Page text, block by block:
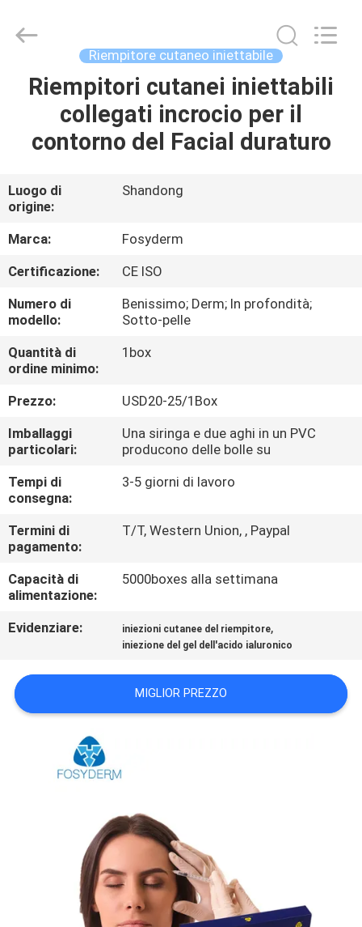
CASA.
PRODOTTI
SU
DI
NOI
VISITA
ALLA
FABBRICA
CONTROLLO
DELLA
QUALITÀ
CONTATTACI
NOTIZIE
UN
PREVENTIVO
SHOPPING
International
Trading
Reserved.
Riempitore cutaneo iniettabile
Riempitori cutanei iniettabili
collegati incrocio per il
contorno del Facial duraturo
Luogo di
origine:
Shandong
Marca:
Fosyderm
Certificazione:
CE ISO
Numero di
modello:
Benissimo; Derm; In profondità;
Sotto-pelle
Quantità di
ordine minimo:
1box
Prezzo:
USD20-25/1Box
Imballaggi
particolari:
Una siringa e due aghi in un PVC
producono delle bolle su
Tempi di
consegna:
3-5 giorni di lavoro
Termini di
pagamento:
T/T, Western Union, , Paypal
Capacità di
alimentazione:
5000boxes alla settimana
Evidenziare: iniezioni cutanee del riempitore,
iniezione del gel dell'acido ialuronico
MIGLIOR PREZZO